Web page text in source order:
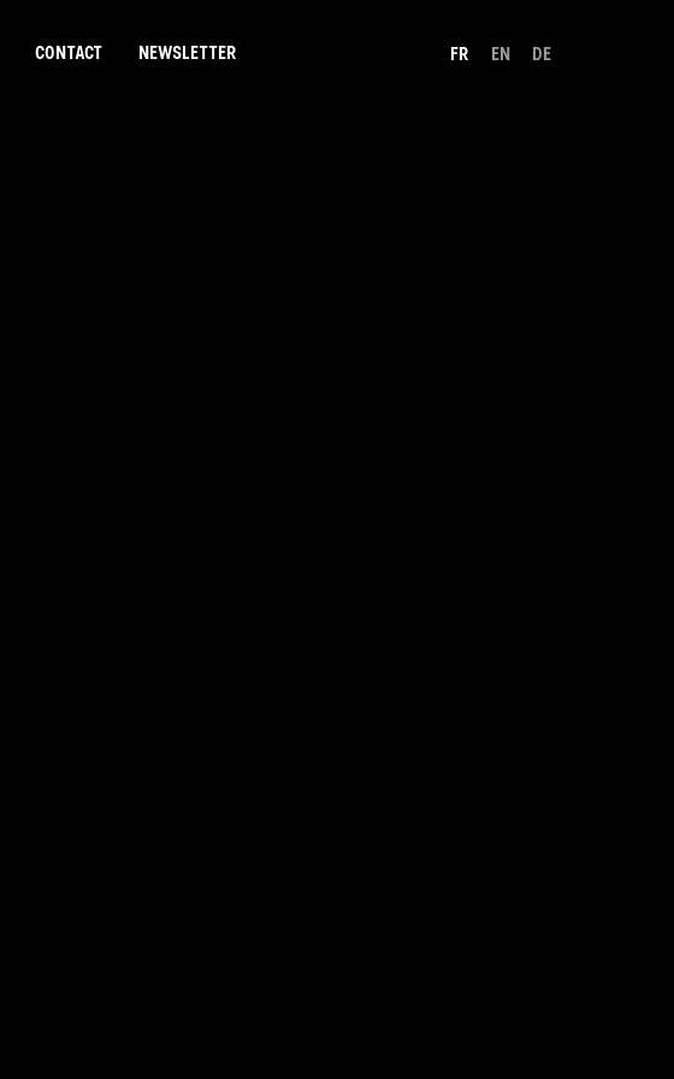
CONTACT NEWSLETTER FR EN DE